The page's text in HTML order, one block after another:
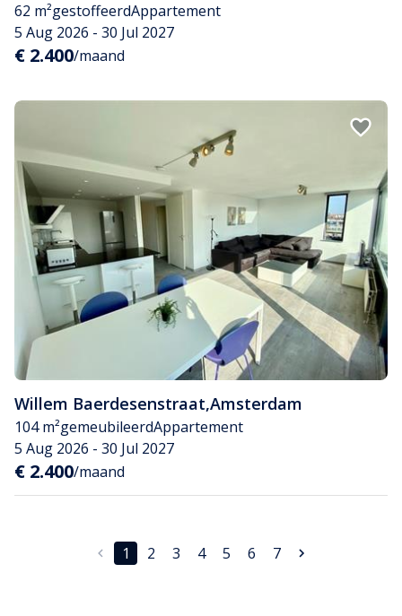
62 m²gestoffeerdAppartement
5 Aug 2026 - 30 Jul 2027
€ 2.400/maand
Willem Baerdesenstraat,Amsterdam
104 m²gemeubileerdAppartement
5 Aug 2026 - 30 Jul 2027
€ 2.400/maand
1 2 3 4 5 6 7